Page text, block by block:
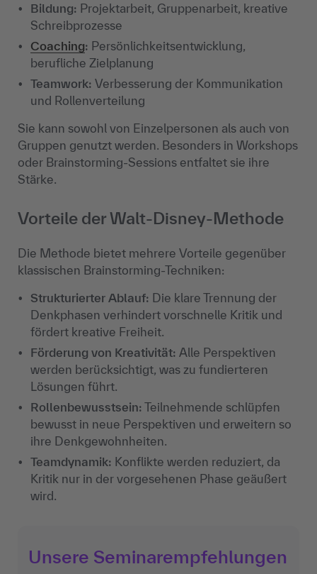
Bildung: Projektarbeit, Gruppenarbeit, kreative
Schreibprozesse
Coaching: Persönlichkeitsentwicklung,
berufliche Zielplanung
Teamwork: Verbesserung der Kommunikation
und Rollenverteilung
Sie kann sowohl von Einzelpersonen als auch von
Gruppen genutzt werden. Besonders in Workshops
oder Brainstorming-Sessions entfaltet sie ihre
Stärke.
Vorteile der Walt-Disney-Methode
Die Methode bietet mehrere Vorteile gegenüber
klassischen Brainstorming-Techniken:
Strukturierter Ablauf: Die klare Trennung der
Denkphasen verhindert vorschnelle Kritik und
fördert kreative Freiheit.
Förderung von Kreativität: Alle Perspektiven
werden berücksichtigt, was zu fundierteren
Lösungen führt.
Rollenbewusstsein: Teilnehmende schlüpfen
bewusst in neue Perspektiven und erweitern so
ihre Denkgewohnheiten.
Teamdynamik: Konflikte werden reduziert, da
Kritik nur in der vorgesehenen Phase geäußert
wird.
Unsere Seminarempfehlungen